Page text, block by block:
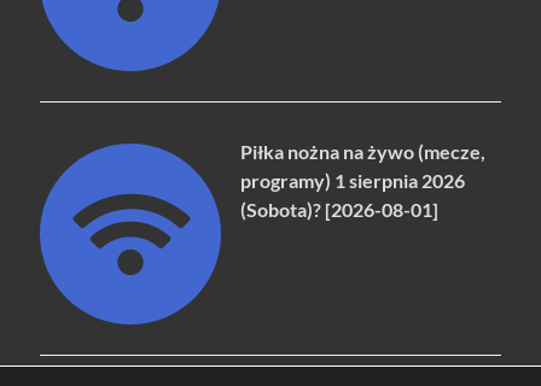
Piłka nożna na żywo (mecze,
programy) 1 sierpnia 2026
(Sobota)? [2026-08-01]